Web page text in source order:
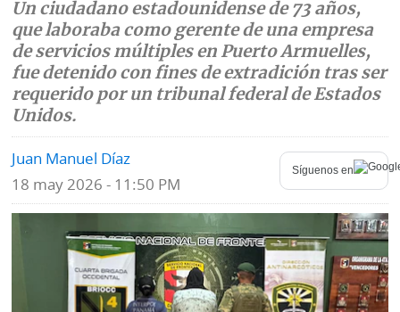
Mundo
Deportes
Tecnología
Ponle
la
Firma
Blogs
Fotografías
Videos
Fe
erratas
Historias
SERVICIOS
Un ciudadano estadounidense de 73 años,
que laboraba como gerente de una empresa
de servicios múltiples en Puerto Armuelles,
fue detenido con fines de extradición tras ser
requerido por un tribunal federal de Estados
Unidos.
Juan Manuel Díaz
18 may 2026 - 11:50 PM
Síguenos en